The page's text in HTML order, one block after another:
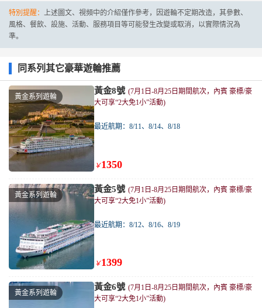
特別提醒： 上述圖文、視頻中的介紹僅作參考，因遊輪不定期改造，其參數、
風格、餐飲、設施、活動、服務項目等可能發生改變或取消，以實際情況為
準。
同系列其它豪華遊輪推薦
黃金系列遊輪
黃金8號 (7月1日-8月25日期間航次，內賓 豪標/豪
大可享“2大免1小”活動)
最近航期：8/11、8/14、8/18
￥1350
黃金系列遊輪
黃金5號 (7月1日-8月25日期間航次，內賓 豪標/豪
大可享“2大免1小”活動)
最近航期：8/12、8/16、8/19
￥1399
黃金系列遊輪
黃金6號 (7月1日-8月25日期間航次，內賓 豪標/豪
大可享“2大免1小”活動)